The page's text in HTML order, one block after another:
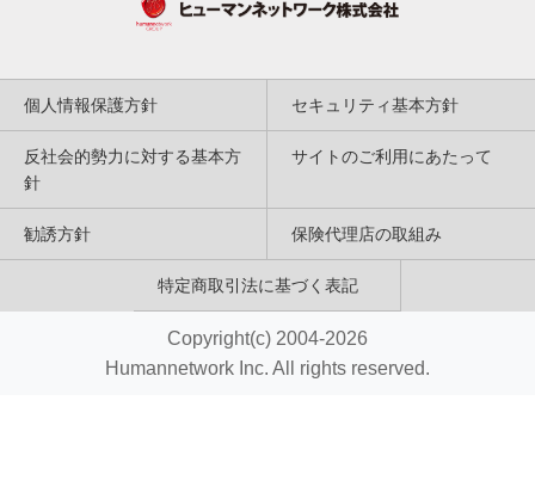
個人情報保護方針 セキュリティ基本方針
反社会的勢力に対する基本方
針
サイトのご利用にあたって
勧誘方針 保険代理店の取組み
特定商取引法に基づく表記
Copyright(c) 2004-2026
Humannetwork Inc. All rights reserved.